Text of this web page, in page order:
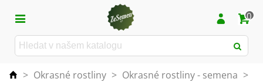
0
> Okrasné rostliny > Okrasné rostliny - semena >